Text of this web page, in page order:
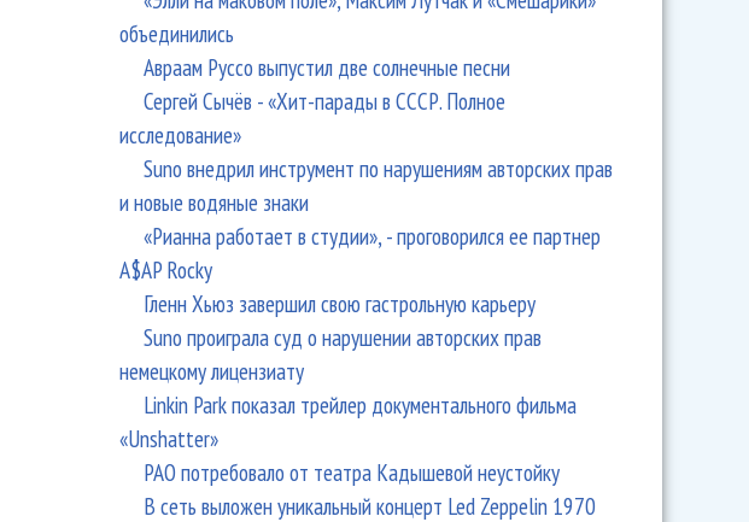
объединились
Авраам Руссо выпустил две солнечные песни
Сергей Сычёв - «Хит-парады в СССР. Полное
исследование»
Suno внедрил инструмент по нарушениям авторских прав
и новые водяные знаки
«Рианна работает в студии», - проговорился ее партнер
A$AP Rocky
Гленн Хьюз завершил свою гастрольную карьеру
Suno проиграла суд о нарушении авторских прав
немецкому лицензиату
Linkin Park показал трейлер документального фильма
«Unshatter»
РАО потребовало от театра Кадышевой неустойку
В сеть выложен уникальный концерт Led Zeppelin 1970